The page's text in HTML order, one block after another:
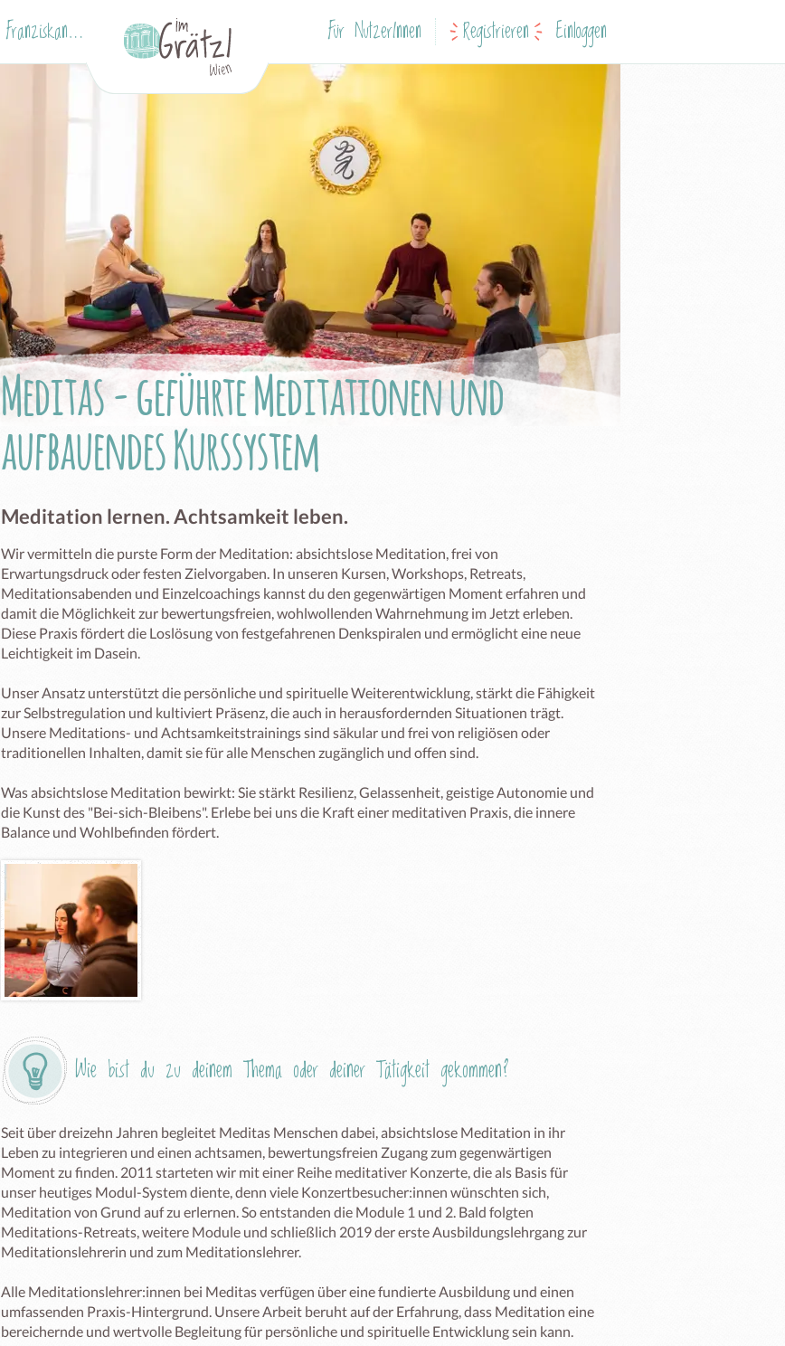
Stuben- & Franziskanerviertel Für NutzerInnen Registrieren Einloggen
Meditas - geführte Meditationen und
aufbauendes Kurssystem
Meditation lernen. Achtsamkeit leben.
Wir vermitteln die purste Form der Meditation: absichtslose Meditation, frei von
Erwartungsdruck oder festen Zielvorgaben. In unseren Kursen, Workshops, Retreats,
Meditationsabenden und Einzelcoachings kannst du den gegenwärtigen Moment erfahren und
damit die Möglichkeit zur bewertungsfreien, wohlwollenden Wahrnehmung im Jetzt erleben.
Diese Praxis fördert die Loslösung von festgefahrenen Denkspiralen und ermöglicht eine neue
Leichtigkeit im Dasein.
Unser Ansatz unterstützt die persönliche und spirituelle Weiterentwicklung, stärkt die Fähigkeit
zur Selbstregulation und kultiviert Präsenz, die auch in herausfordernden Situationen trägt.
Unsere Meditations- und Achtsamkeitstrainings sind säkular und frei von religiösen oder
traditionellen Inhalten, damit sie für alle Menschen zugänglich und offen sind.
Was absichtslose Meditation bewirkt: Sie stärkt Resilienz, Gelassenheit, geistige Autonomie und
die Kunst des "Bei-sich-Bleibens". Erlebe bei uns die Kraft einer meditativen Praxis, die innere
Balance und Wohlbefinden fördert.
Wie bist du zu deinem Thema oder deiner Tätigkeit gekommen?
Seit über dreizehn Jahren begleitet Meditas Menschen dabei, absichtslose Meditation in ihr
Leben zu integrieren und einen achtsamen, bewertungsfreien Zugang zum gegenwärtigen
Moment zu finden. 2011 starteten wir mit einer Reihe meditativer Konzerte, die als Basis für
unser heutiges Modul-System diente, denn viele Konzertbesucher:innen wünschten sich,
Meditation von Grund auf zu erlernen. So entstanden die Module 1 und 2. Bald folgten
Meditations-Retreats, weitere Module und schließlich 2019 der erste Ausbildungslehrgang zur
Meditationslehrerin und zum Meditationslehrer.
Alle Meditationslehrer:innen bei Meditas verfügen über eine fundierte Ausbildung und einen
umfassenden Praxis-Hintergrund. Unsere Arbeit beruht auf der Erfahrung, dass Meditation eine
bereichernde und wertvolle Begleitung für persönliche und spirituelle Entwicklung sein kann.